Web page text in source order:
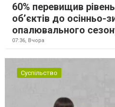
60% перевищив
об’єктів до осінньо-
опалювального
07:36, Вчора
Суспільство